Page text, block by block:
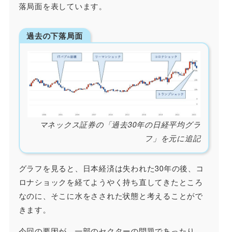
落局面を表しています。
過去の下落局面
マネックス証券の「過去30年の日経平均グラ
フ」を元に追記
グラフを見ると、日本経済は失われた30年の後、コ
ロナショックを経てようやく持ち直してきたところ
なのに、そこに水をさされた状態と考えることがで
きます。